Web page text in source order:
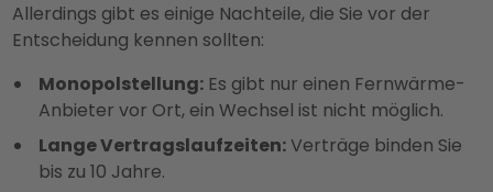
Allerdings gibt es einige Nachteile, die Sie vor der
Entscheidung kennen sollten:
Monopolstellung:Es gibt nur einen Fernwärme-
Anbieter vor Ort, ein Wechsel ist nicht möglich.
Lange Vertragslaufzeiten:Verträge binden Sie
bis zu 10 Jahre.